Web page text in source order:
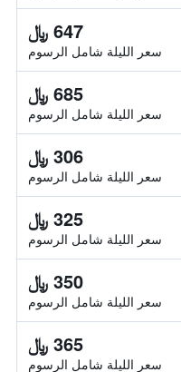
647 ﷼
سعر الليلة شامل الرسوم
685 ﷼
سعر الليلة شامل الرسوم
306 ﷼
سعر الليلة شامل الرسوم
325 ﷼
سعر الليلة شامل الرسوم
350 ﷼
سعر الليلة شامل الرسوم
365 ﷼
سعر الليلة شامل الرسوم